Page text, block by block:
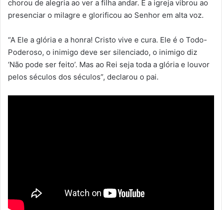
chorou de alegria ao ver a filha andar. E a igreja vibrou ao
presenciar o milagre e glorificou ao Senhor em alta voz.
“A Ele a glória e a honra! Cristo vive e cura. Ele é o Todo-
Poderoso, o inimigo deve ser silenciado, o inimigo diz
‘Não pode ser feito’. Mas ao Rei seja toda a glória e louvor
pelos séculos dos séculos”, declarou o pai.